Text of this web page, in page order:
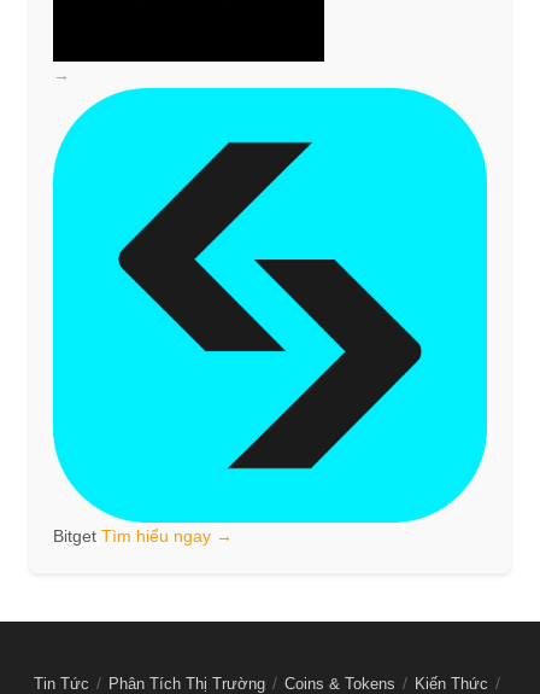
→
Bitget Tìm hiểu ngay →
Tin Tức Phân Tích Thị Trường Coins & Tokens Kiến Thức